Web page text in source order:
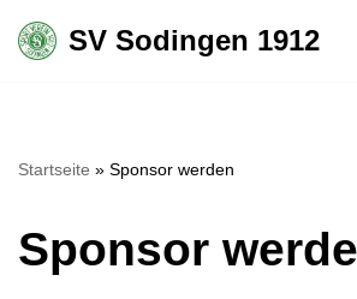
Zum
SV Sodingen 1912
Startseite » Sponsor werden
Sponsor